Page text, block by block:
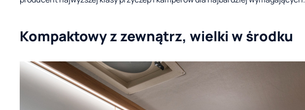
Kompaktowy z zewnątrz, wielki w środku